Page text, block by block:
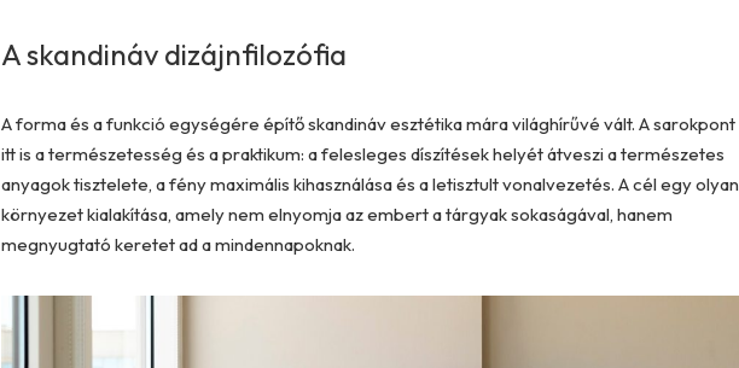
A skandináv dizájnfilozófia
A forma és a funkció egységére építő skandináv esztétika mára világhírűvé vált. A sarokpont
itt is a természetesség és a praktikum: a felesleges díszítések helyét átveszi a természetes
anyagok tisztelete, a fény maximális kihasználása és a letisztult vonalvezetés. A cél egy olyan
környezet kialakítása, amely nem elnyomja az embert a tárgyak sokaságával, hanem
megnyugtató keretet ad a mindennapoknak.